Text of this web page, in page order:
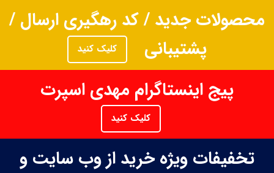
محصولات جدید / کد رهگیری ارسال /
پشتیبانی
کلیک کنید
پیج اینستاگرام مهدی اسپرت
کلیک کنید
تخفیفات ویژه خرید از وب سایت و